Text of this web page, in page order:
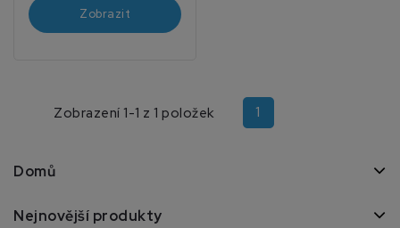
Zobrazit
Zobrazení 1-1 z 1 položek 1
Domů
Nejnovější produkty